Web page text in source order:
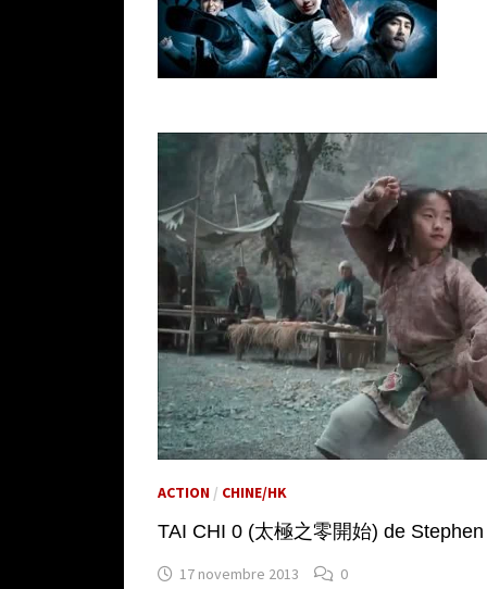
ACTION / CHINE/HK
TAI CHI 0 (太極之零開始) de
17 novembre 2013 0